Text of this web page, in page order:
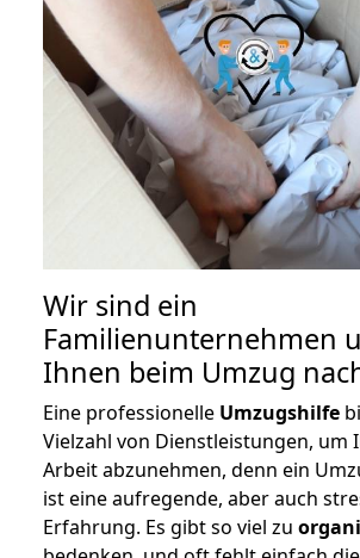
Wir sind ein
Familienunternehmen
Ihnen beim Umzug
Eine professionelle Umzugshilfe
Vielzahl von Dienstleistungen, um
Arbeit abzunehmen, denn ein
ist eine aufregende, aber auch
Erfahrung. Es gibt so viel zu